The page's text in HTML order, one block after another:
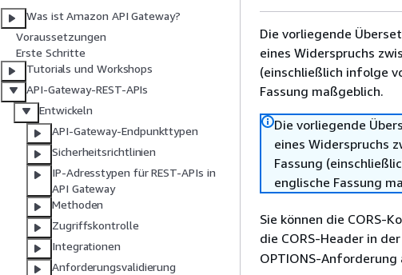
Was ist Amazon API Gateway?
Voraussetzungen
Erste Schritte
Tutorials und Workshops
API-Gateway-REST-APIs
Entwickeln
API-Gateway-Endpunkttypen
Sicherheitsrichtlinien
IP-Adresstypen für REST-APIs in
API Gateway
Methoden
Zugriffskontrolle
Integrationen
Anforderungsvalidierung
Die vorliegende
eines Widerspruchs
(einschließlich infolge
Fassung maßgeblich.
Die vorliegende
eines Widerspruchs
Fassung
englische Fassung
Sie können die CORS-
die CORS-Header in
OPTIONS-